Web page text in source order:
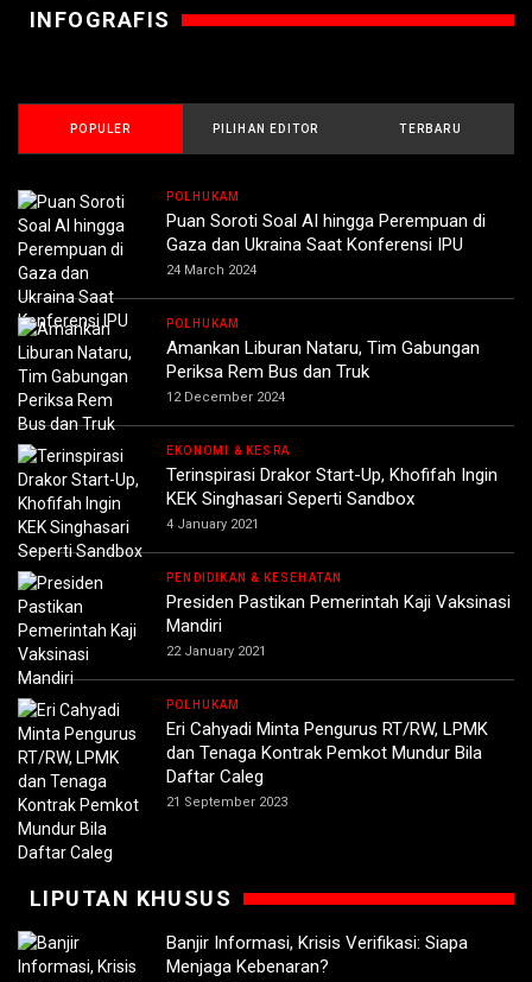
INFOGRAFIS
POPULER PILIHAN EDITOR TERBARU
POLHUKAM
Puan Soroti Soal AI hingga Perempuan di
Gaza dan Ukraina Saat Konferensi IPU
24 March 2024
POLHUKAM
Amankan Liburan Nataru, Tim Gabungan
Periksa Rem Bus dan Truk
12 December 2024
EKONOMI & KESRA
Terinspirasi Drakor Start-Up, Khofifah Ingin
KEK Singhasari Seperti Sandbox
4 January 2021
PENDIDIKAN & KESEHATAN
Presiden Pastikan Pemerintah Kaji Vaksinasi
Mandiri
22 January 2021
POLHUKAM
Eri Cahyadi Minta Pengurus RT/RW, LPMK
dan Tenaga Kontrak Pemkot Mundur Bila
Daftar Caleg
21 September 2023
LIPUTAN KHUSUS
Banjir Informasi, Krisis Verifikasi: Siapa
Menjaga Kebenaran?